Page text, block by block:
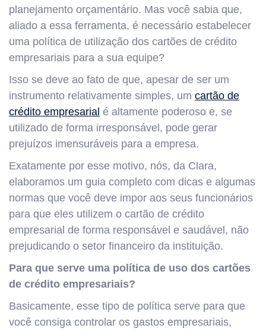
planejamento orçamentário. Mas você sabia que,
aliado a essa ferramenta, é necessário estabelecer
uma política de utilização dos cartões de crédito
empresariais para a sua equipe?
Isso se deve ao fato de que, apesar de ser um
instrumento relativamente simples, um cartão de
crédito empresarial é altamente poderoso e, se
utilizado de forma irresponsável, pode gerar
prejuízos imensuráveis para a empresa.
Exatamente por esse motivo, nós, da Clara,
elaboramos um guia completo com dicas e algumas
normas que você deve impor aos seus funcionários
para que eles utilizem o cartão de crédito
empresarial de forma responsável e saudável, não
prejudicando o setor financeiro da instituição.
Para que serve uma política de uso dos cartões
de crédito empresariais?
Basicamente, esse tipo de política serve para que
você consiga controlar os gastos empresariais,